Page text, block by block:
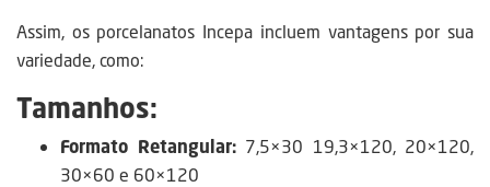
Assim, os porcelanatos Incepa incluem vantagens por sua
variedade, como:
Tamanhos:
Formato Retangular:7,5×30 19,3×120, 20×120,
30×60 e 60×120